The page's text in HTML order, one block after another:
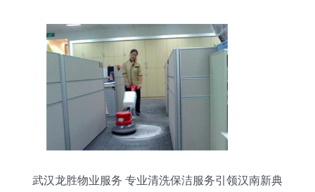
武汉龙胜物业服务 专业清洗保洁服务引领汉南新典